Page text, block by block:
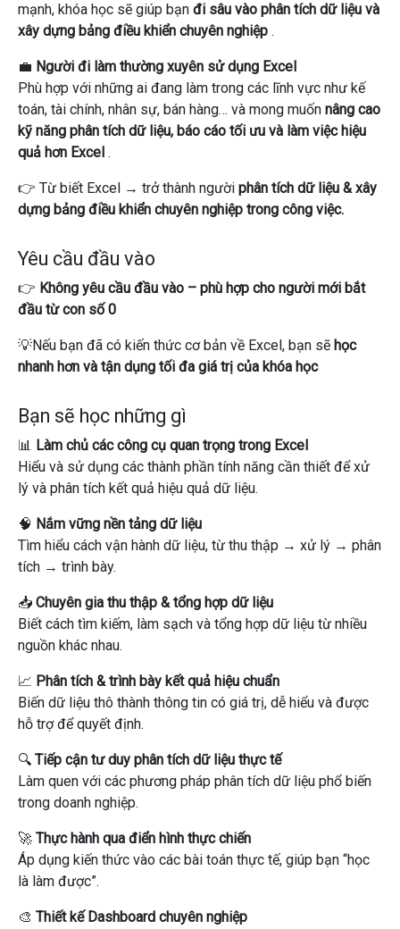
mạnh, khóa học sẽ giúp bạn đi sâu vào phân tích dữ liệu và
xây dựng bảng điều khiển chuyên nghiệp .
💼 Người đi làm thường xuyên sử dụng Excel
Phù hợp với những ai đang làm trong các lĩnh vực như kế
toán, tài chính, nhân sự, bán hàng… và mong muốn nâng cao
kỹ năng phân tích dữ liệu, báo cáo tối ưu và làm việc hiệu
quả hơn Excel .
👉 Từ biết Excel → trở thành người phân tích dữ liệu & xây
dựng bảng điều khiển chuyên nghiệp trong công việc.
Yêu cầu đầu vào
👉 Không yêu cầu đầu vào – phù hợp cho người mới bắt
đầu từ con số 0
💡Nếu bạn đã có kiến ​​thức cơ bản về Excel, bạn sẽ học
nhanh hơn và tận dụng tối đa giá trị của khóa học
Bạn sẽ học những gì
📊 Làm chủ các công cụ quan trọng trong Excel
Hiểu và sử dụng các thành phần tính năng cần thiết để xử
lý và phân tích kết quả hiệu quả dữ liệu.
🧠 Nắm vững nền tảng dữ liệu
Tìm hiểu cách vận hành dữ liệu, từ thu thập → xử lý → phân
tích → trình bày.
📥 Chuyên gia thu thập & tổng hợp dữ liệu
Biết cách tìm kiếm, làm sạch và tổng hợp dữ liệu từ nhiều
nguồn khác nhau.
📈 Phân tích & trình bày kết quả hiệu chuẩn
Biến dữ liệu thô thành thông tin có giá trị, dễ hiểu và được
hỗ trợ để quyết định.
🔍 Tiếp cận tư duy phân tích dữ liệu thực tế
Làm quen với các phương pháp phân tích dữ liệu phổ biến
trong doanh nghiệp.
🚀 Thực hành qua điển hình thực chiến
Áp dụng kiến ​​thức vào các bài toán thực tế, giúp bạn “học
là làm được”.
🎨 Thiết kế Dashboard chuyên nghiệp